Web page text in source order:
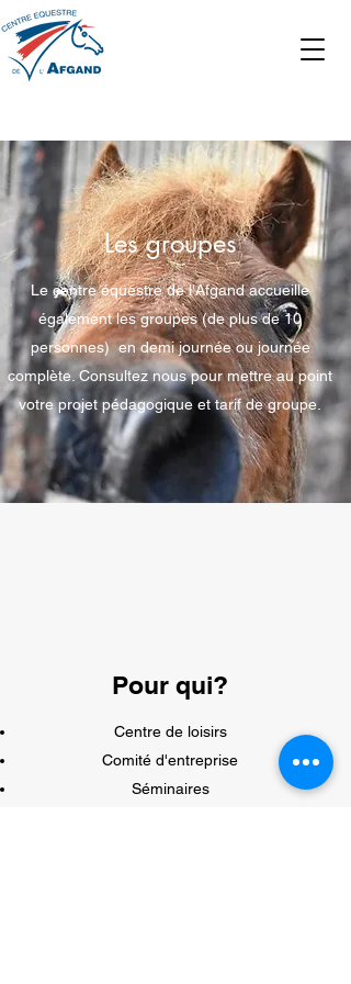
Les groupes
Le centre équestre de l'Afgand accueille
également les groupes (de plus de 10
personnes) en demi journée ou journée
complète. Consultez nous pour mettre au point
votre projet pédagogique et tarif de groupe.
Pour qui?
Centre de loisirs
Comité d'entreprise
Séminaires